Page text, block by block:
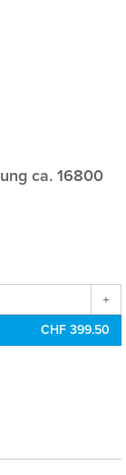
ca. 16800
CHF 399.50